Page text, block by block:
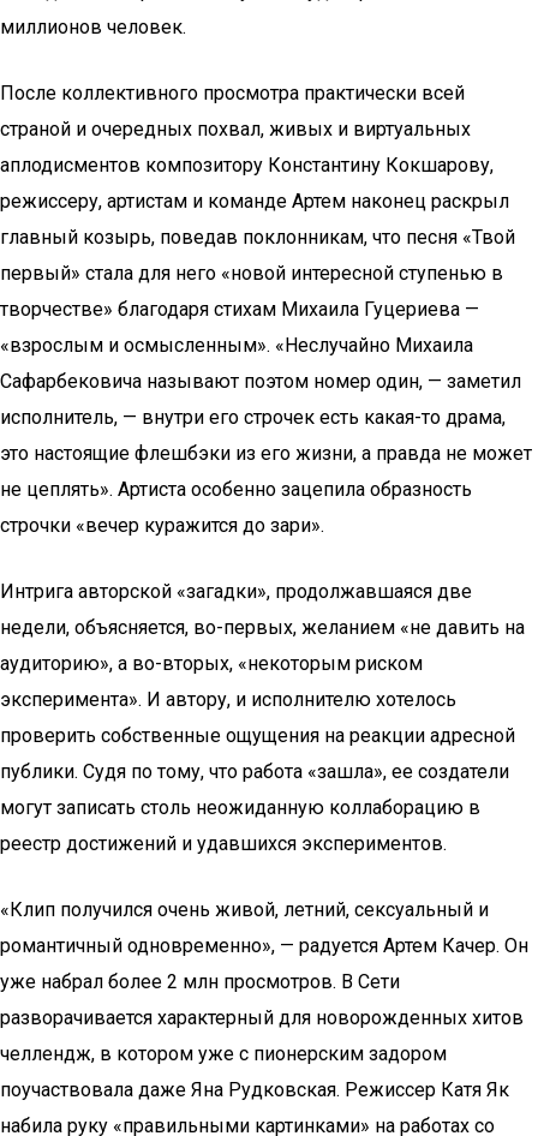
миллионов человек.
После коллективного просмотра практически всей
страной и очередных похвал, живых и виртуальных
аплодисментов композитору Константину Кокшарову,
режиссеру, артистам и команде Артем наконец раскрыл
главный козырь, поведав поклонникам, что песня «Твой
первый» стала для него «новой интересной ступенью в
творчестве» благодаря стихам Михаила Гуцериева —
«взрослым и осмысленным». «Неслучайно Михаила
Сафарбековича называют поэтом номер один, — заметил
исполнитель, — внутри его строчек есть какая-то драма,
это настоящие флешбэки из его жизни, а правда не может
не цеплять». Артиста особенно зацепила образность
строчки «вечер куражится до зари».
Интрига авторской «загадки», продолжавшаяся две
недели, объясняется, во-первых, желанием «не давить на
аудиторию», а во-вторых, «некоторым риском
эксперимента». И автору, и исполнителю хотелось
проверить собственные ощущения на реакции адресной
публики. Судя по тому, что работа «зашла», ее создатели
могут записать столь неожиданную коллаборацию в
реестр достижений и удавшихся экспериментов.
«Клип получился очень живой, летний, сексуальный и
романтичный одновременно», — радуется Артем Качер. Он
уже набрал более 2 млн просмотров. В Сети
разворачивается характерный для новорожденных хитов
челлендж, в котором уже с пионерским задором
поучаствовала даже Яна Рудковская. Режиссер Катя Як
набила руку «правильными картинками» на работах со